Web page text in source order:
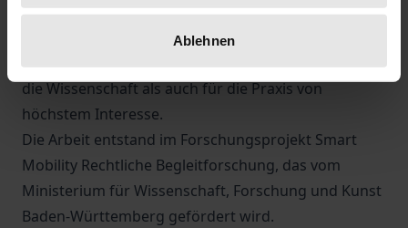
Ablehnen
Straßenverkehrsrecht, Datenschutzrecht, IT-
Sicherheitsrecht, Haftungsrecht, Strafrecht und
Wettbewerbsrecht gelegt. Das Werk ist sowohl für
die Wissenschaft als auch für die Praxis von
höchstem Interesse.
Die Arbeit entstand im Forschungsprojekt Smart
Mobility Rechtliche Begleitforschung, das vom
Ministerium für Wissenschaft, Forschung und Kunst
Baden-Württemberg gefördert wird.